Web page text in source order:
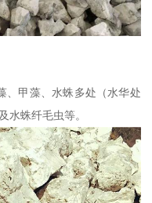
、甲藻、水蛛多处（水华处
水蛛纤毛虫等。